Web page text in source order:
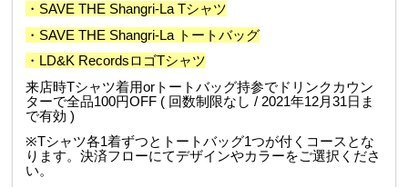
・SAVE THE Shangri-La Tシャツ
・SAVE THE Shangri-La トートバッグ
・ LD&K RecordsロゴTシャツ
来店時Tシャツ着用orトートバッグ持参でドリンクカウン
ターで全品100円OFF ( 回数制限なし / 2021年12月31日ま
で有効 )
※Tシャツ各1着ずつとトートバッグ1つが付くコースとな
ります。決済フローにてデザインやカラーをご選択くださ
い。